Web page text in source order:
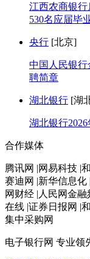
江西农商银行
530名应届毕
央行 [北京]
中国人民银行
聘简章
湖北银行 [湖
湖北银行
合作媒体
腾讯网 |网易科技 |
赛迪网 |新华信息
网财经 |人民网金
在线 |证券日报网 |
集中采购网
电子银行网 专业领